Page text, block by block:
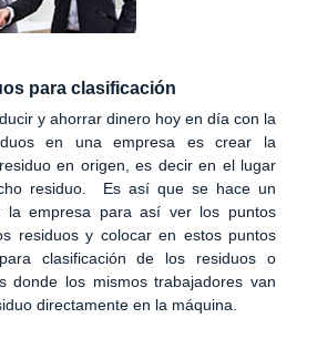
para clasificación
y ahorrar dinero hoy en día con la
en una empresa es crear la
en origen, es decir en el lugar
residuo. Es así que se hace un
la empresa para así ver los puntos
residuos y colocar en estos puntos
clasificación de los residuos o
donde los mismos trabajadores van
directamente en la máquina.